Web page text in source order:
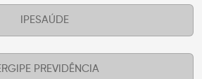
IPESAÚDE
PREVIDÊNCIA